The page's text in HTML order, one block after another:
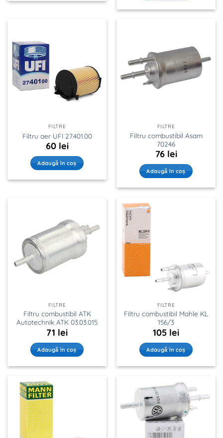
FILTRE
Filtru aer UFI 27.401.00
60 lei
Adaugă în coș
FILTRE
Filtru combustibil Asam
70246
76 lei
Adaugă în coș
FILTRE
Filtru combustibil ATK
Autotechnik ATK 03.03.015
71 lei
Adaugă în coș
FILTRE
Filtru combustibil Mahle KL
156/3
105 lei
Adaugă în coș